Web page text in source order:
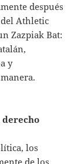
después
Athletic
Zazpiak Bat:
y
derecho
los